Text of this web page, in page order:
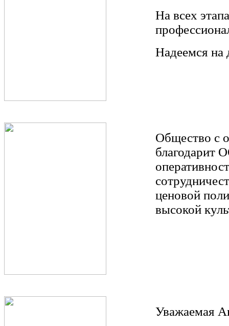
На всех
Надеемся на
Общество с
благодарит
ценовой
высокой
Уважаемая